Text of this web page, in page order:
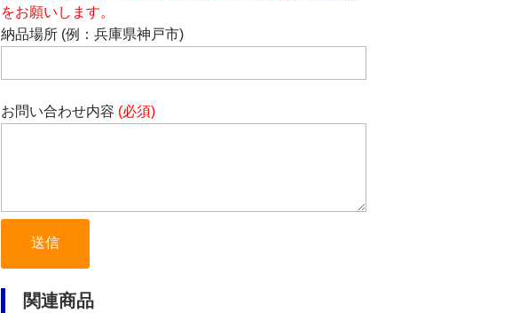
をお願いします。
納品場所 (例：兵庫県神戸市)
お問い合わせ内容 (必須)
関連商品